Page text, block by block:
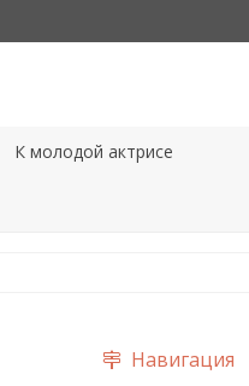
К молодой актрисе
Навигация